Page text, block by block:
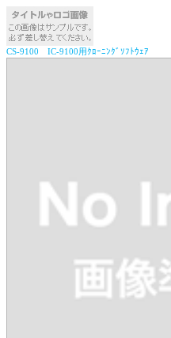
CS-9100 IC-9100用ｸﾛｰﾆﾝｸﾞｿﾌﾄｳｪｱ